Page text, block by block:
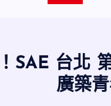
SAE 台北
廣築